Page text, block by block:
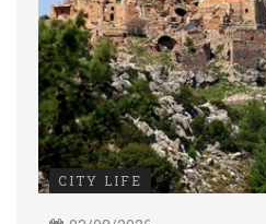
CITY LIFE